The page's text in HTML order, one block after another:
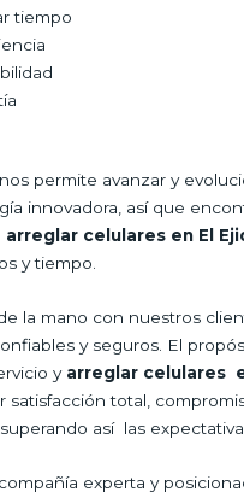
tiempo
permite avanzar y
innovadora, así que
arreglar celulares en El
y tiempo.
la mano con nuestros
y seguros. El
y arreglar celulares
satisfacción total,
así las
experta y